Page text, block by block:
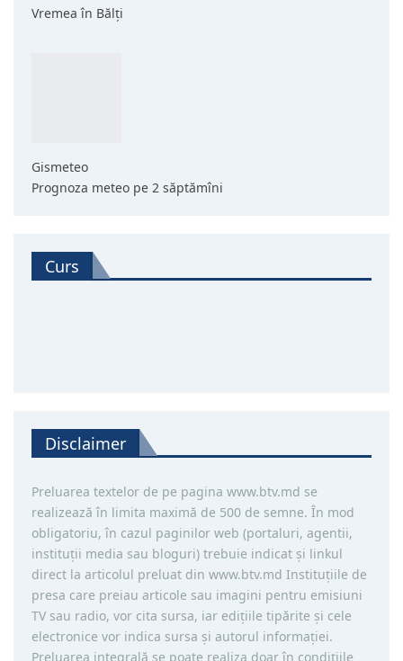
Vremea în Bălți
Gismeteo
Prognoza meteo pe 2 săptămîni
Curs
Disclaimer
Preluarea textelor de pe pagina www.btv.md se
realizează în limita maximă de 500 de semne. În mod
obligatoriu, în cazul paginilor web (portaluri, agentii,
instituţii media sau bloguri) trebuie indicat şi linkul
direct la articolul preluat din www.btv.md Instituţiile de
presa care preiau articole sau imagini pentru emisiuni
TV sau radio, vor cita sursa, iar ediţiile tipărite și cele
electronice vor indica sursa şi autorul informaţiei.
Preluarea integrală se poate realiza doar în condiţiile